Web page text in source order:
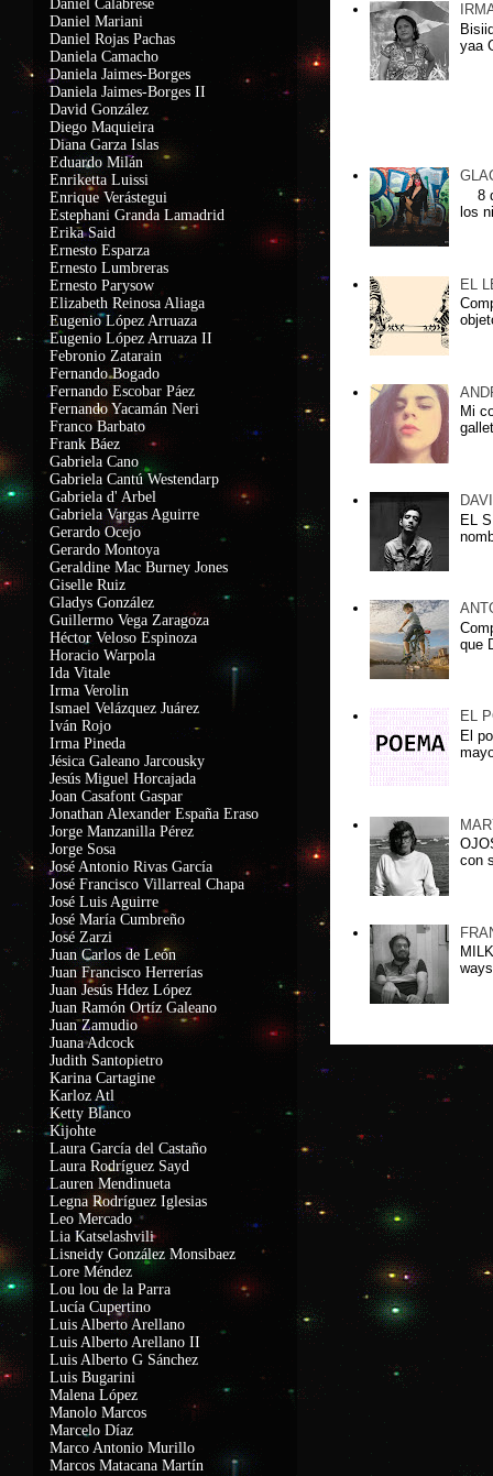
yaa
8
los
EL
Mi
EL
que
EL
El
con
Daniel Calabrese
Daniel Mariani
Daniel Rojas Pachas
Daniela Camacho
Daniela Jaimes-Borges
Daniela Jaimes-Borges II
David González
Diego Maquieira
Diana Garza Islas
Eduardo Milán
Enriketta Luissi
Enrique Verástegui
Estephani Granda Lamadrid
Erika Said
Ernesto Esparza
Ernesto Lumbreras
Ernesto Parysow
Elizabeth Reinosa Aliaga
Eugenio López Arruaza
Eugenio López Arruaza II
Febronio Zatarain
Fernando Bogado
Fernando Escobar Páez
Fernando Yacamán Neri
Franco Barbato
Frank Báez
Gabriela Cano
Gabriela Cantú Westendarp
Gabriela d' Arbel
Gabriela Vargas Aguirre
Gerardo Ocejo
Gerardo Montoya
Geraldine Mac Burney Jones
Giselle Ruiz
Gladys González
Guillermo Vega Zaragoza
Héctor Veloso Espinoza
Horacio Warpola
Ida Vitale
Irma Verolin
Ismael Velázquez Juárez
Iván Rojo
Irma Pineda
Jésica Galeano Jarcousky
Jesús Miguel Horcajada
Joan Casafont Gaspar
Jonathan Alexander España Eraso
Jorge Manzanilla Pérez
Jorge Sosa
José Antonio Rivas García
José Francisco Villarreal Chapa
José Luis Aguirre
José María Cumbreño
José Zarzi
Juan Carlos de León
Juan Francisco Herrerías
Juan Jesús Hdez López
Juan Ramón Ortíz Galeano
Juan Zamudio
Juana Adcock
Judith Santopietro
Karina Cartagine
Karloz Atl
Ketty Blanco
Kijohte
Laura García del Castaño
Laura Rodríguez Sayd
Lauren Mendinueta
Legna Rodríguez Iglesias
Leo Mercado
Lia Katselashvili
Lisneidy González Monsibaez
Lore Méndez
Lou lou de la Parra
Lucía Cupertino
Luis Alberto Arellano
Luis Alberto Arellano II
Luis Alberto G Sánchez
Luis Bugarini
Malena López
Manolo Marcos
Marcelo Díaz
Marco Antonio Murillo
Marcos Matacana Martín